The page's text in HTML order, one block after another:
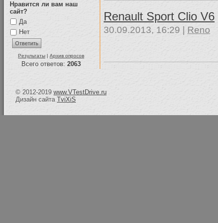
Нравится ли вам наш
сайт?
Да
Нет
Результаты | Архив опросов
Всего ответов: 2063
Renault Sport Clio V6
30.09.2013, 16:29 | Reno
© 2012-2019 www.VTestDrive.ru
Дизайн сайта TviXiS